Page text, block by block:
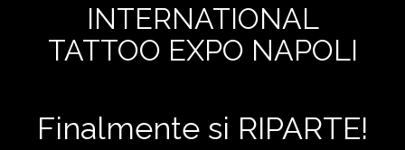
INTERNATIONAL
TATTOO EXPO NAPOLI
Finalmente si RIPARTE!